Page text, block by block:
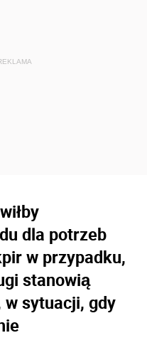
dla potrzeb
w przypadku,
stanowią
w sytuacji, gdy